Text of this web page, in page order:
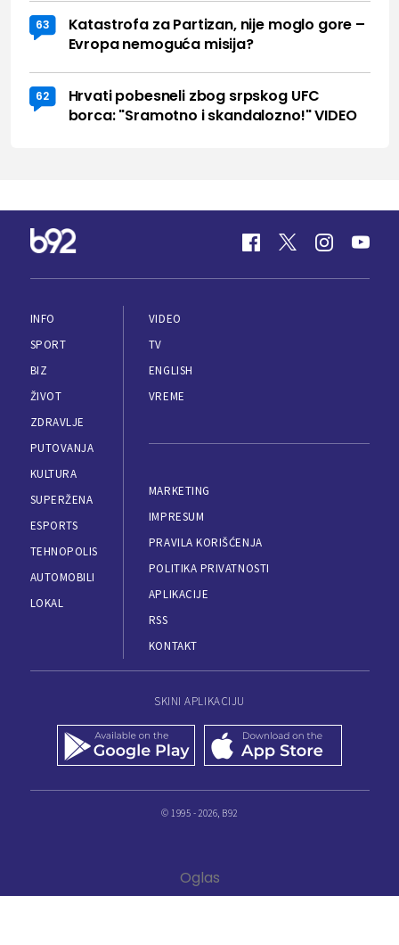
63
Katastrofa za Partizan, nije moglo gore –
Evropa nemoguća misija?
62
Hrvati pobesneli zbog srpskog UFC
borca: "Sramotno i skandalozno!" VIDEO
INFO
SPORT
BIZ
ŽIVOT
ZDRAVLJE
PUTOVANJA
KULTURA
SUPERŽENA
ESPORTS
TEHNOPOLIS
AUTOMOBILI
LOKAL
VIDEO
TV
ENGLISH
VREME
MARKETING
IMPRESUM
PRAVILA KORIŠĆENJA
POLITIKA PRIVATNOSTI
APLIKACIJE
RSS
KONTAKT
SKINI APLIKACIJU
© 1995 - 2026, B92